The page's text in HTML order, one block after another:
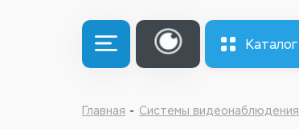
Каталог
Главная Системы видеонаблюдения